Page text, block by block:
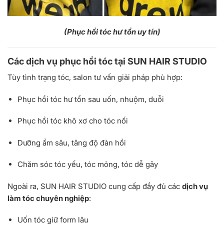
(Phục hồi tóc hư tổn uy tín)
Các dịch vụ phục hồi tóc tại SUN HAIR STUDIO
Tùy tình trạng tóc, salon tư vấn giải pháp phù hợp:
Phục hồi tóc hư tổn sau uốn, nhuộm, duỗi
Phục hồi tóc khô xơ cho tóc nối
Dưỡng ẩm sâu, tăng độ đàn hồi
Chăm sóc tóc yếu, tóc mỏng, tóc dễ gãy
Ngoài ra, SUN HAIR STUDIO cung cấp đầy đủ các dịch vụ
làm tóc chuyên nghiệp:
Uốn tóc giữ form lâu